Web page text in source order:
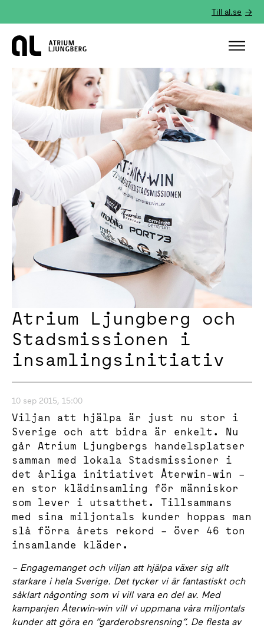
Till al.se
Hem
Atrium Ljungberg och
Stadsmissionen i
insamlingsinitiativ
10 sep 2015, 15:00
Viljan att hjälpa är just nu stor i
Sverige och att bidra är enkelt. Nu
går Atrium Ljungbergs handelsplatser
samman med lokala Stadsmissioner i
det årliga initiativet Återwin-win –
en stor klädinsamling för människor
som lever i utsatthet. Tillsammans
med sina miljontals kunder hoppas man
slå förra årets rekord – över 46 ton
insamlande kläder.
– Engagemanget och viljan att hjälpa växer sig allt
starkare i hela Sverige. Det tycker vi är fantastiskt och
såklart någonting som vi vill vara en del av. Med
kampanjen Återwin-win vill vi uppmana våra miljontals
kunder att göra en ”garderobsrensning”. De flesta av